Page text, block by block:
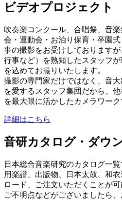
ビデオプロジェクト
吹奏楽コンクール、合唱祭、音
会・運動会・お泊り保育・卒園
事の撮影をお受けしております
行事など）を熟知したスタッフ
を込めてお撮りいたします。
撮影の専門家だけではなく、音
を愛するスタッフ集団だから、
を最大限に活かしたカメラワーク
詳細はこちら
音研カタログ・ダウ
日本総合音楽研究のカタログ一
用楽譜、出版物、日本太鼓、和
ロード、ご注文いただくことが可
ご不明点などがございましたら